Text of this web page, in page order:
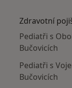
Zdravotní
Pediatři s
Bučovicích
Pediatři s
Bučovicích